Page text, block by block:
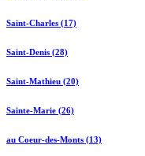
Saint-Charles (17)
Saint-Denis (28)
Saint-Mathieu (20)
Sainte-Marie (26)
au Coeur-des-Monts (13)